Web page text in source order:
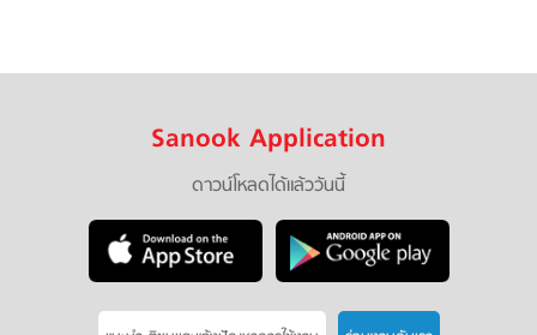
Sanook Application
ดาวน์โหลดได้แล้ววันนี้